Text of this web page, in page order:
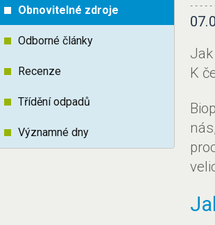
Obnovitelné zdroje
Odborné články
Recenze
Třídění odpadů
Významné dny
K